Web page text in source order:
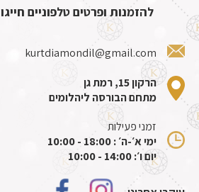
להזמנות ופרטים טלפוניים חייגו
kurtdiamondil@gmail.com
הרקון 15, רמת גן
מתחם הבורסה ליהלומים
זמני פעילות
ימי א׳-ה׳ : 18:00 - 10:00
יום ו׳: 14:00 - 10:00